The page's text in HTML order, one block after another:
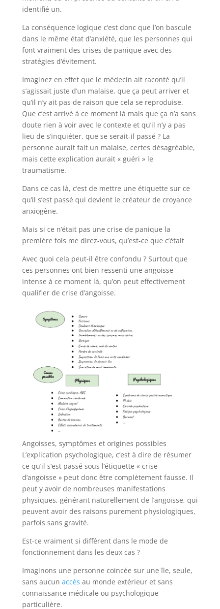
identifié un.
La conséquence logique c’est donc que l’on bascule
dans le même état d’anxiété, que les personnes qui
font vraiment des crises de panique avec des
stratégies d’évitement.
Imaginez en effet que le médecin ait raconté qu’il
s’agissait juste d’un malaise, que ça peut arriver et
qu’il n’y ait pas de raison que cela se reproduise.
Que c’est arrivé à ce moment là mais que ça n’a sans
doute rien à voir avec le contexte et qu’il n’y a pas
lieu de s’inquiéter, que se serait-il passé ? La
personne aurait fait un malaise, certes désagréable,
mais cette explication aurait « guéri » le
traumatisme.
Dans ce cas là, c’est de mettre une étiquette sur ce
qu’il s’est passé qui devient le créateur de croyance
anxiogène.
Mais si ce n’était pas une crise de panique la
première fois me direz-vous, qu’est-ce que c’était
Avec quoi cela peut-il être confondu ? Surtout que
ces personnes ont bien ressenti une angoisse
intense à ce moment là, qu’on peut effectivement
qualifier de crise d’angoisse.
Angoisses, symptômes et origines possibles
L’explication psychologique, c’est à dire de résumer
ce qu’il s’est passé sous l’étiquette « crise
d’angoisse » peut donc être complètement fausse. Il
peut y avoir de nombreuses manifestations
physiques, générant naturellement de l’angoisse, qui
peuvent avoir des raisons purement physiologiques,
parfois sans gravité.
Est-ce vraiment si différent dans le mode de
fonctionnement dans les deux cas ?
Imaginons une personne coincée sur une île, seule,
sans aucun accès au monde extérieur et sans
connaissance médicale ou psychologique
particulière.